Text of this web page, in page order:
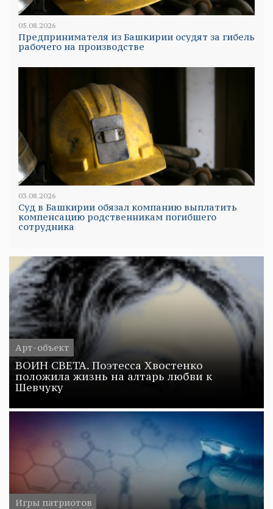
05.08.2026
Предпринимателя из Башкирии осудят за гибель
рабочего на производстве
03.08.2026
Суд в Башкирии обязал компанию выплатить
компенсацию родственникам погибшего
сотрудника
Арт-объект
ВОИН СВЕТА. Поэтесса Хвостенко
положила жизнь на алтарь любви к
Шевчуку
Игры патриотов